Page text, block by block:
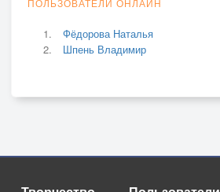
Фёдорова Наталья
Шпень Владимир